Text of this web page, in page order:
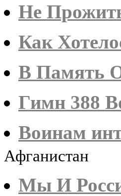
Не
Как
В Память
Гимн 388
Воинам
Афганистан
Мы И